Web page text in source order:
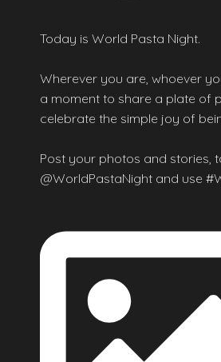
Today is World Pasta Night.
Wherever you are, whoever
a moment to share a plate of
celebrate the simple joy of
Post your photos and stories,
@WorldPastaNight and use